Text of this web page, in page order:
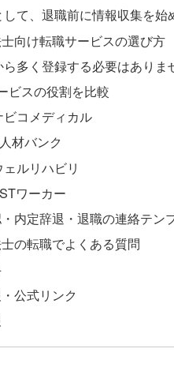
して、退職前に情報収集を始
向け転職サービスの選び方
ら多く登録する必要はありま
ビスの役割を比較
ビコメディカル
材バンク
ェルリハビリ
ワーカー
内定辞退・退職の連絡テン
の転職でよくある質問
公式リンク